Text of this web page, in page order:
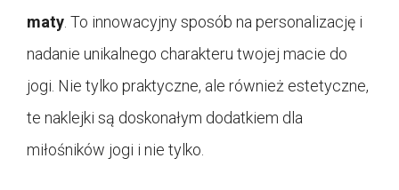
maty . To innowacyjny sposób na personalizację i
nadanie unikalnego charakteru twojej macie do
jogi. Nie tylko praktyczne, ale również estetyczne,
te naklejki są doskonałym dodatkiem dla
miłośników jogi i nie tylko.